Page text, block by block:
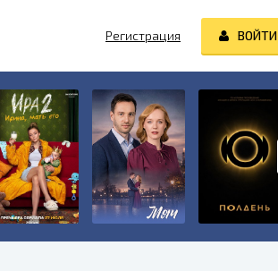
Регистрация ВОЙТИ